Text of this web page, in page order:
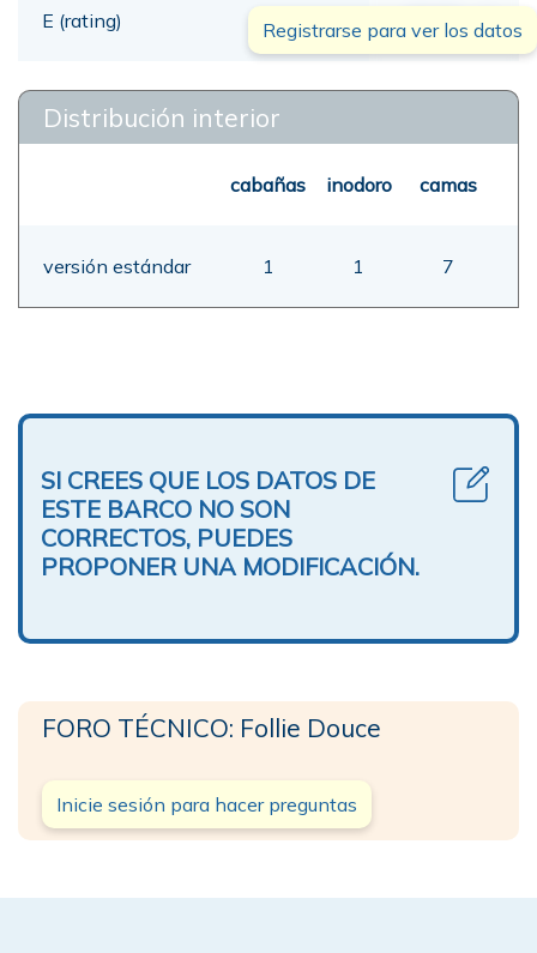
E (rating) 00,00 mt
Registrarse para ver los datos
Distribución interior
cabañas inodoro camas
versión estándar 1 1 7
SI CREES QUE LOS DATOS DE
ESTE BARCO NO SON
CORRECTOS, PUEDES
PROPONER UNA MODIFICACIÓN.
FORO TÉCNICO: Follie Douce
Inicie sesión para hacer preguntas